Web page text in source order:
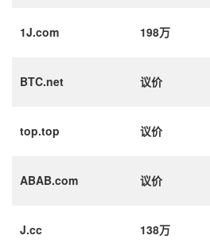
1J.com 198万
BTC.net 议价
top.top 议价
ABAB.com 议价
J.cc 138万